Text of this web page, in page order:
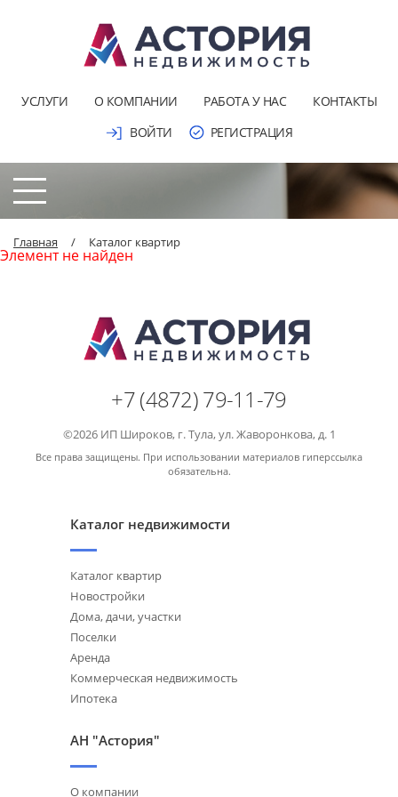
УСЛУГИ О КОМПАНИИ РАБОТА У НАС
КОНТАКТЫ
ВОЙТИ
РЕГИСТРАЦИЯ
Главная / Каталог квартир
Элемент не найден
+7 (4872) 79-11-79
©2026 ИП Широков, г. Тула, ул. Жаворонкова, д. 1
Все права защищены. При использовании материалов гиперссылка
обязательна.
Каталог недвижимости
Каталог квартир
Новостройки
Дома, дачи, участки
Поселки
Аренда
Коммерческая недвижимость
Ипотека
АН "Астория"
О компании